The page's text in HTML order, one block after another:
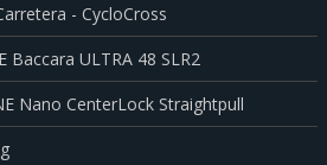
- CycloCross
Baccara ULTRA 48 SLR2
Nano CenterLock Straightpull